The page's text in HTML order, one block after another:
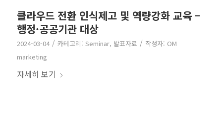
클라우드 전환 인식제고 및 역량강화 교육 –
행정·공공기관 대상
2024-03-04 / 카테고리: Seminar, 발표자료 / 작성자: OM
marketing
자세히 보기